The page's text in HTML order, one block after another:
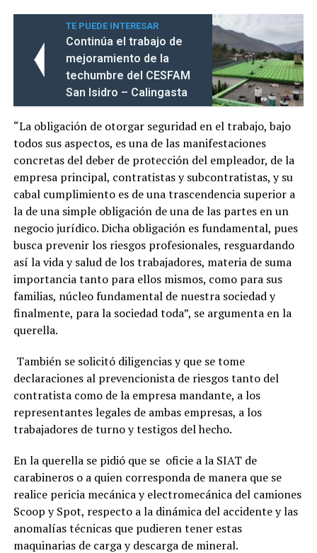
TE PUEDE INTERESAR
Continúa el trabajo de
mejoramiento de la
techumbre del CESFAM
San Isidro – Calingasta
“La obligación de otorgar seguridad en el trabajo, bajo
todos sus aspectos, es una de las manifestaciones
concretas del deber de protección del empleador, de la
empresa principal, contratistas y subcontratistas, y su
cabal cumplimiento es de una trascendencia superior a
la de una simple obligación de una de las partes en un
negocio jurídico. Dicha obligación es fundamental, pues
busca prevenir los riesgos profesionales, resguardando
así la vida y salud de los trabajadores, materia de suma
importancia tanto para ellos mismos, como para sus
familias, núcleo fundamental de nuestra sociedad y
finalmente, para la sociedad toda”, se argumenta en la
querella.
También se solicitó diligencias y que se tome
declaraciones al prevencionista de riesgos tanto del
contratista como de la empresa mandante, a los
representantes legales de ambas empresas, a los
trabajadores de turno y testigos del hecho.
En la querella se pidió que se oficie a la SIAT de
carabineros o a quien corresponda de manera que se
realice pericia mecánica y electromecánica del camiones
Scoop y Spot, respecto a la dinámica del accidente y las
anomalías técnicas que pudieren tener estas
maquinarias de carga y descarga de mineral.